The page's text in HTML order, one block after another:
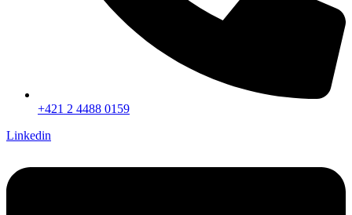
+421 2 4488 0159
Linkedin